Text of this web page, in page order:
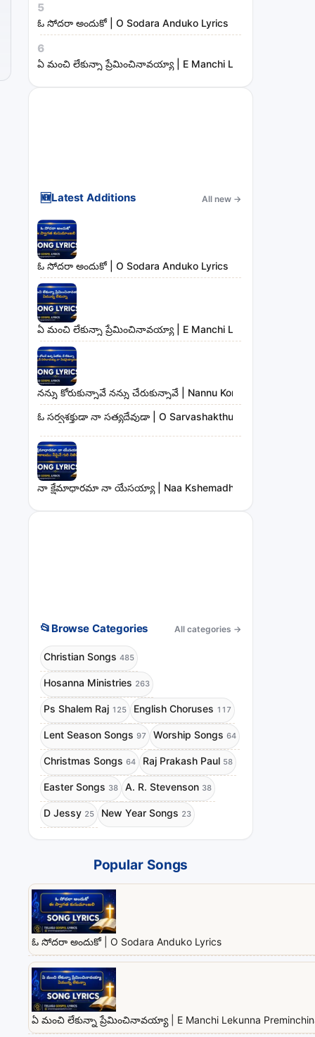
5
ఓ సోదరా అందుకో | O Sodara Anduko Lyrics
6
ఏ మంచి లేకున్నా ప్రేమించినావయ్యా | E Manchi Lekunna
🆕Latest Additions All new →
ఓ సోదరా అందుకో | O Sodara Anduko Lyrics
ఏ మంచి లేకున్నా ప్రేమించినావయ్యా | E Manchi Lekunna
నన్ను కోరుకున్నావే నన్ను చేరుకున్నావే | Nannu Korukunnaave
ఓ సర్వశక్తుడా నా సత్యదేవుడా | O Sarvashakthudaa Naa
నా క్షేమాధారమా నా యేసయ్యా | Naa Kshemadharama Naa
📂 Browse Categories All categories →
Christian Songs 485
Hosanna Ministries 263
Ps Shalem Raj 125 English Choruses 117
Lent Season Songs 97 Worship Songs 64
Christmas Songs 64 Raj Prakash Paul 58
Easter Songs 38 A. R. Stevenson 38
D Jessy 25 New Year Songs 23
Popular Songs
ఓ సోదరా అందుకో | O Sodara Anduko Lyrics
ఏ మంచి లేకున్నా ప్రేమించినావయ్యా | E Manchi Lekunna